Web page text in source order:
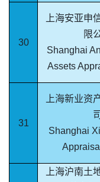
30
上海安亚申
限
Shanghai
Assets
31
上海新业资
司
Shanghai
上海沪南土